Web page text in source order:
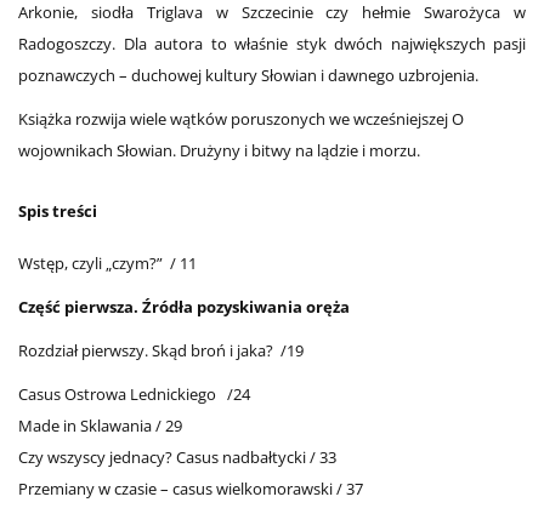
Arkonie, siodła Triglava w Szczecinie czy hełmie Swarożyca w
Radogoszczy. Dla autora to właśnie styk dwóch największych pasji
poznawczych – duchowej kultury Słowian i dawnego uzbrojenia.
Książka rozwija wiele wątków poruszonych we wcześniejszej O
wojownikach Słowian. Drużyny i bitwy na lądzie i morzu.
Spis treści
Wstęp, czyli „czym?” / 11
Część pierwsza. Źródła pozyskiwania oręża
Rozdział pierwszy. Skąd broń i jaka? /19
Casus Ostrowa Lednickiego /24
Made in Sklawania / 29
Czy wszyscy jednacy? Casus nadbałtycki / 33
Przemiany w czasie – casus wielkomorawski / 37